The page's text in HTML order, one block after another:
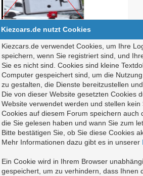
Kiezcars.de nutzt Cookies
Kiezcars.de verwendet Cookies, um Ihre
speichern, wenn Sie registriert sind, und
Sie es nicht sind. Cookies sind kleine
Computer gespeichert sind, um die
zu gestalten, die Dienste bereitzustellen
Die von dieser Website gesetzten Cookies
Website verwendet werden und stellen kein
Cookies auf diesem Forum speichern auch
die Sie gelesen haben und wann Sie zum
Bitte bestätigen Sie, ob Sie diese Cookies
Mehr Informationen dazu gibt es in unserer
Ein Cookie wird in Ihrem Browser
gespeichert, um zu verhindern, dass Ihnen